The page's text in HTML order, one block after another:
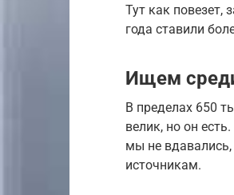
Тут как повезет,
года ставили
Ищем
В пределах 650
велик, но он
мы не
источникам.